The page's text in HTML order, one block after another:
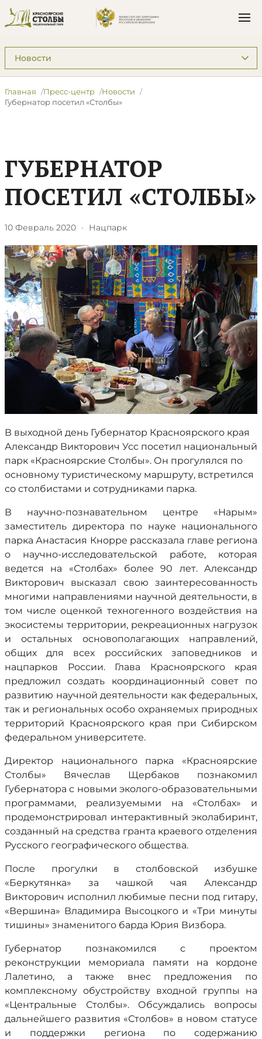
Подразделы: Пресс-центр
Главная Пресс-центр
Новости
Губернатор посетил «Столбы»
ГУБЕРНАТОР
ПОСЕТИЛ «СТОЛБЫ»
10 Февраль 2020 · Нацпарк
В выходной день Губернатор Красноярского края
Александр Викторович Усс посетил национальный
парк «Красноярские Столбы». Он прогулялся по
основному туристическому маршруту, встретился
со столбистами и сотрудниками парка.
В научно-познавательном центре «Нарым»
заместитель директора по науке национального
парка Анастасия Кнорре рассказала главе региона
о научно-исследовательской работе, которая
ведется на «Столбах» более 90 лет. Александр
Викторович высказал свою заинтересованность
многими направлениями научной деятельности, в
том числе оценкой техногенного воздействия на
экосистемы территории, рекреационных нагрузок
и остальных основополагающих направлений,
общих для всех российских заповедников и
нацпарков России. Глава Красноярского края
предложил создать координационный совет по
развитию научной деятельности как федеральных,
так и региональных особо охраняемых природных
территорий Красноярского края при Сибирском
федеральном университете.
Директор национального парка «Красноярские
Столбы» Вячеслав Щербаков познакомил
Губернатора с новыми эколого-образовательными
программами, реализуемыми на «Столбах» и
продемонстрировал интерактивный эколабиринт,
созданный на средства гранта краевого отделения
Русского географического общества.
После прогулки в столбовской избушке
«Беркутянка» за чашкой чая Александр
Викторович исполнил любимые песни под гитару,
«Вершина» Владимира Высоцкого и «Три минуты
тишины» знаменитого барда Юрия Визбора.
Губернатор познакомился с проектом
реконструкции мемориала памяти на кордоне
Лалетино, а также внес предложения по
комплексному обустройству входной группы на
«Центральные Столбы». Обсуждались вопросы
дальнейшего развития «Столбов» в новом статусе
и поддержки региона по содержанию